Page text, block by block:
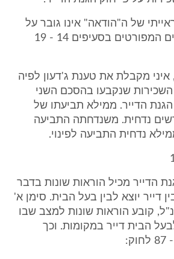
של ה"הודאה" אינו גובר על
משקלם של הנימוקים המפורטים בסעיפים 14 - 19
איני מקבלת את טענת ג'דעון לפיה
שנקבעו בהסכם השני
הדייר. ממילא תביעתו של
נדחית. משנדחתה התביעה
נדחית התביעה לפינוי.
הדייר מכיל הוראות שונות בדבר
דייר יוצא לבין בעל הבית. סימן א'
קובע הוראות שונות למצב שבו
הבית דייר במקומות. וכך